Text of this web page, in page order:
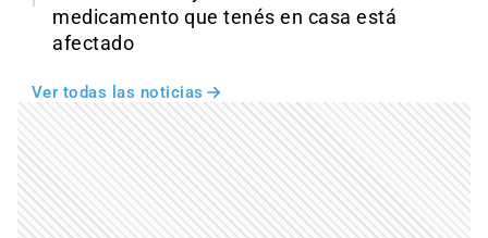
medicamento que tenés en casa está
afectado
Ver todas las noticias